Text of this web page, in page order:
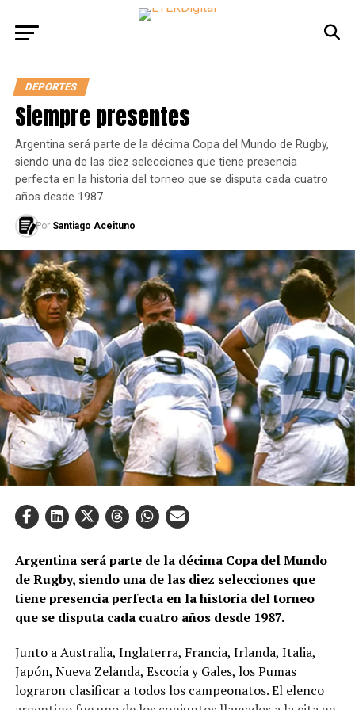
DEPORTES
Siempre presentes
Argentina será parte de la décima Copa del Mundo de Rugby,
siendo una de las diez selecciones que tiene presencia
perfecta en la historia del torneo que se disputa cada cuatro
años desde 1987.
Por Santiago Aceituno
Argentina será parte de la décima Copa del Mundo
de Rugby, siendo una de las diez selecciones que
tiene presencia perfecta en la historia del torneo
que se disputa cada cuatro años desde 1987.
Junto a Australia, Inglaterra, Francia, Irlanda, Italia,
Japón, Nueva Zelanda, Escocia y Gales, los Pumas
lograron clasificar a todos los campeonatos. El elenco